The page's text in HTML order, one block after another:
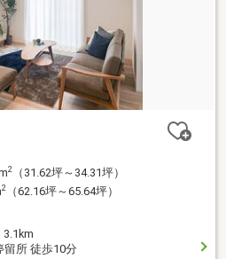
2
（31.62坪～34.31坪）
2
（62.16坪～65.64坪）
3.1km
所 徒歩10分